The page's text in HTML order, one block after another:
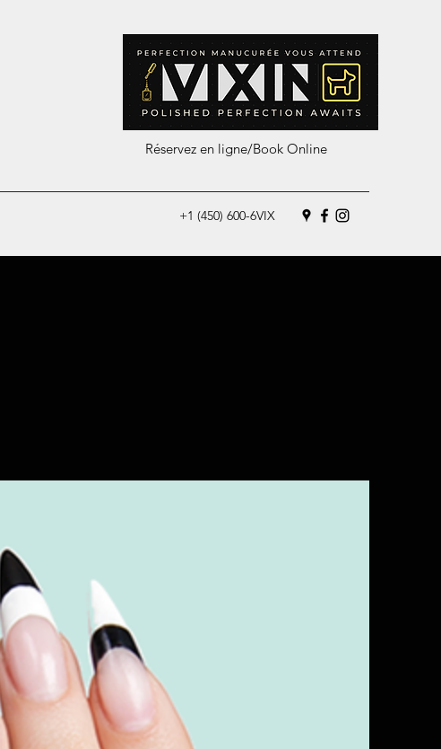
Réservez en ligne/Book Online
+1 (450) 600-6VIX